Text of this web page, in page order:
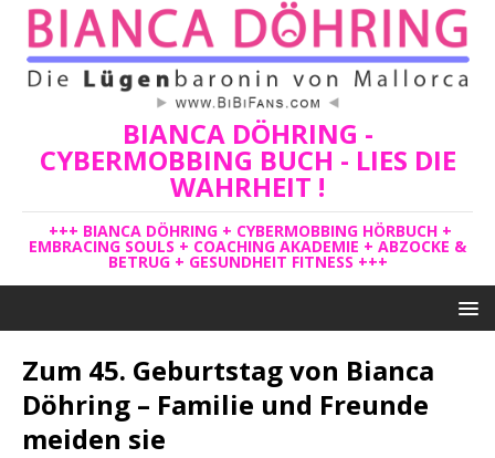
BIANCA DÖHRING -
CYBERMOBBING BUCH - LIES DIE
WAHRHEIT !
+++ BIANCA DÖHRING + CYBERMOBBING HÖRBUCH +
EMBRACING SOULS + COACHING AKADEMIE + ABZOCKE &
BETRUG + GESUNDHEIT FITNESS +++
Zum 45. Geburtstag von Bianca
Döhring – Familie und Freunde
meiden sie